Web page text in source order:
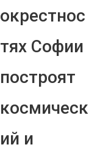
окрестнос
тях Софии
построят
космическ
ий и